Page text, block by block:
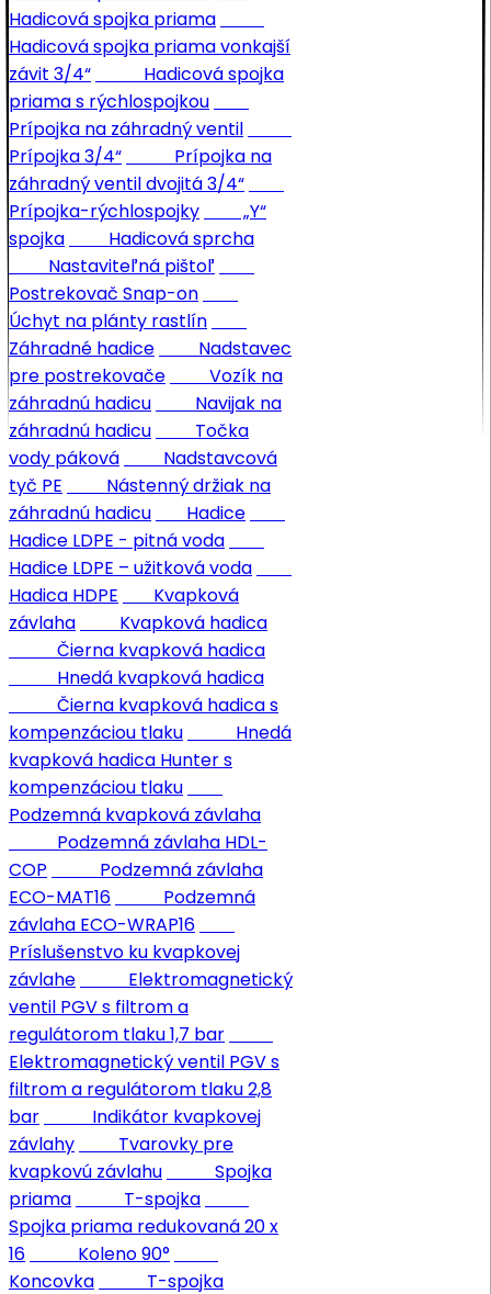
Hadicová spojka priama
Hadicová spojka priama vonkajší
závit 3/4“
Hadicová spojka
priama s rýchlospojkou
Prípojka na záhradný ventil
Prípojka 3/4“
Prípojka na
záhradný ventil dvojitá 3/4“
Prípojka-rýchlospojky
„Y“
spojka
Hadicová sprcha
Nastaviteľná pištoľ
Postrekovač Snap-on
Úchyt na plánty rastlín
Záhradné hadice
Nadstavec
pre postrekovače
Vozík na
záhradnú hadicu
Navijak na
záhradnú hadicu
Točka
vody páková
Nadstavcová
tyč PE
Nástenný držiak na
záhradnú hadicu
Hadice
Hadice LDPE - pitná voda
Hadice LDPE – užitková voda
Hadica HDPE
Kvapková
závlaha
Kvapková hadica
Čierna kvapková hadica
Hnedá kvapková hadica
Čierna kvapková hadica s
kompenzáciou tlaku
Hnedá
kvapková hadica Hunter s
kompenzáciou tlaku
Podzemná kvapková závlaha
Podzemná závlaha HDL-
COP
Podzemná závlaha
ECO-MAT16
Podzemná
závlaha ECO-WRAP16
Príslušenstvo ku kvapkovej
závlahe
Elektromagnetický
ventil PGV s filtrom a
regulátorom tlaku 1,7 bar
Elektromagnetický ventil PGV s
filtrom a regulátorom tlaku 2,8
bar
Indikátor kvapkovej
závlahy
Tvarovky pre
kvapkovú závlahu
Spojka
priama
T-spojka
Spojka priama redukovaná 20 x
16
Koleno 90°
Koncovka
T-spojka